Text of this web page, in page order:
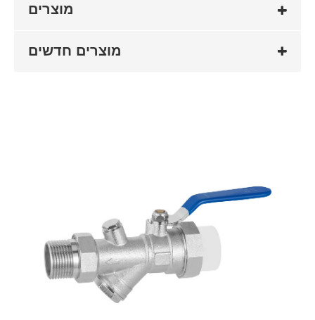
מוצרים
מוצרים חדשים